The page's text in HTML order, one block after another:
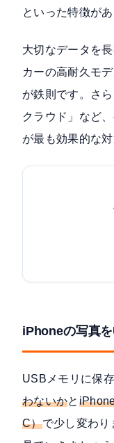
といった特徴があ
大切なデータを
カーの高耐久モ
が鉄則です。さ
クラウド」など
が最も効果的な対
iPhoneの写真
USBメモリに保
わないかと
C）で少し変わり